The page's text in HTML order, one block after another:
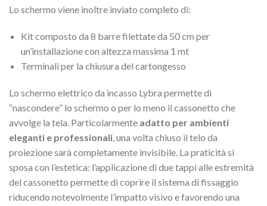
Lo schermo viene inoltre inviato completo di:
Kit composto da 8 barre filettate da 50 cm per
un’installazione con altezza massima 1 mt
Terminali per la chiusura del cartongesso
Lo schermo elettrico da incasso Lybra permette di
“nascondere” lo schermo o per lo meno il cassonetto che
avvolge la tela. Particolarmente adatto per ambienti
eleganti e professionali , una volta chiuso il telo da
proiezione sarà completamente invisibile. La praticità si
sposa con l’estetica: l’applicazione di due tappi alle estremità
del cassonetto permette di coprire il sistema di fissaggio
riducendo notevolmente l’impatto visivo e favorendo una